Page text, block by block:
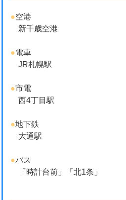
●空港
新千歳空港
●電車
JR札幌駅
●市電
西4丁目駅
●地下鉄
大通駅
●バス
「時計台前」「北1条」